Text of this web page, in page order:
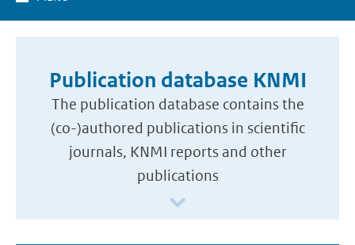
Publication database KNMI
The publication database contains the
(co-)authored publications in scientific
journals, KNMI reports and other
publications